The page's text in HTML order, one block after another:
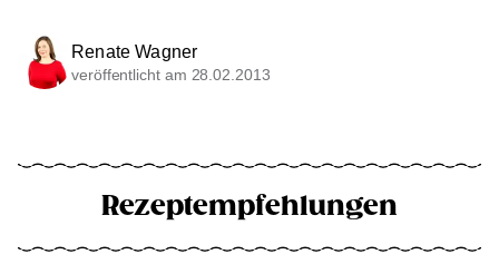
Renate Wagner
veröffentlicht am 28.02.2013
Rezeptempfehlungen